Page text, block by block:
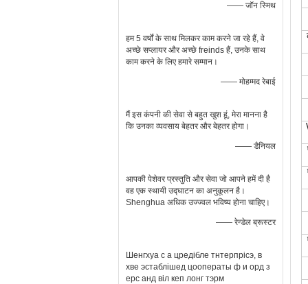
—— जॉन स्मिथ
हम 5 वर्षों के साथ मिलकर काम करने जा रहे हैं, वे
अच्छे सप्लायर और अच्छे freinds हैं, उनके साथ
काम करने के लिए हमारे सम्मान।
—— मोहम्मद रेबाई
मैं इस कंपनी की सेवा से बहुत खुश हूं, मेरा मानना ​​है
कि उनका व्यवसाय बेहतर और बेहतर होगा।
—— डैनियल
आपकी पेशेवर प्रस्तुति और सेवा जो आपने हमें दी है
वह एक स्थायी उद्घाटन का अनुकूलन है।
Shenghua अधिक उज्ज्वल भविष्य होना चाहिए।
—— रेन्डेल ब्रूस्टर
Шенгхуа с а цредібле тнтерпрісэ, в
хве эстаблішед цооператы ф и орд з
ерс анд віл кеп лонг тэрм